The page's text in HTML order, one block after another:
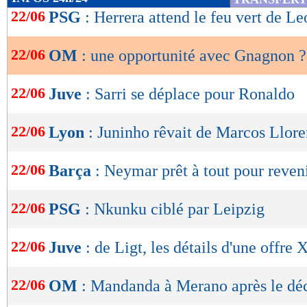
de
OK
22/06 PSG : Herrera attend le feu vert de
22/06 OM : une opportunité avec Gnagnon ?
22/06 Juve : Sarri se déplace pour Ronaldo
22/06 Lyon : Juninho rêvait de Marcos
22/06 Barça : Neymar prêt à tout pour
22/06 PSG : Nkunku ciblé par Leipzig
22/06 Juve : de Ligt, les détails d'une offre
22/06 OM : Mandanda à Merano après le